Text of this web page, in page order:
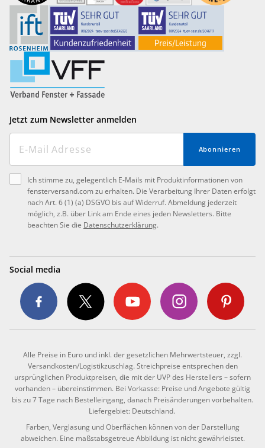
Jetzt zum Newsletter anmelden
Abonnieren
Ich stimme zu, gelegentlich E-Mails mit Produktinformationen von
fensterversand.com zu erhalten. Die Verarbeitung Ihrer Daten erfolgt
nach Art. 6 (1) (a) DSGVO bis auf Widerruf. Abmeldung jederzeit
möglich, z.B. über Link am Ende eines jeden Newsletters. Bitte
beachten Sie die Datenschutzerklärung.
Social media
Alle Preise in Euro und inkl. der gesetzlichen Mehrwertsteuer, zzgl.
Versandkosten/Logistikzuschlag. Streichpreise entsprechen den
ursprünglichen Produktpreisen, die mit der UVP des Herstellers – sofern
vorhanden – übereinstimmen. Bei Vorkasse: Preise und Angebote gültig
bis zu 7 Tage nach Bestelleingang, danach Preisänderungen vorbehalten.
Liefergebiet: Deutschland.
Farben, Verglasung und Oberflächen können von der Darstellung
abweichen. Eine maßstabsgetreue Abbildung ist nicht gewährleistet.